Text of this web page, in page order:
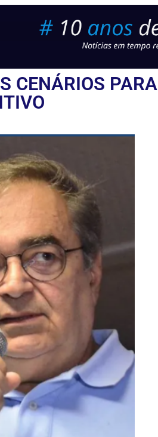
CENÁRIOS PARA